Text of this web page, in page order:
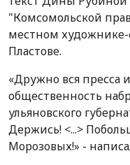
"Комсомольской
местном
Пластове.
«Дружно вся пресса
общественность
ульяновского
Держись! <...>
Морозовых!» -